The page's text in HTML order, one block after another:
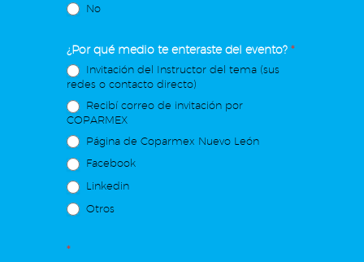
No
¿Por qué medio te enteraste del evento? *
Invitación del Instructor del tema (sus
redes o contacto directo)
Recibí correo de invitación por
COPARMEX
Página de Coparmex Nuevo León
Facebook
Linkedin
Otros
*